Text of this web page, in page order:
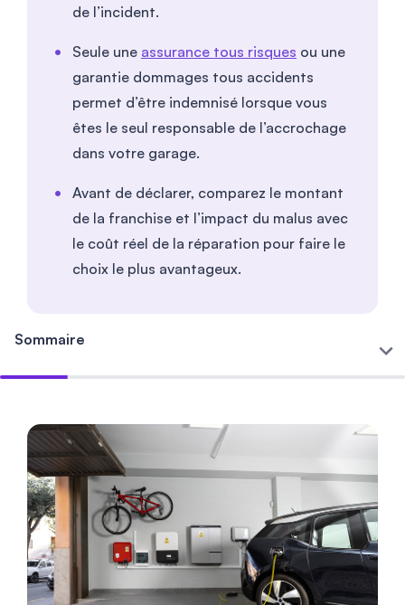
de l’incident.
Seule une assurance tous risques ou une
garantie dommages tous accidents
permet d’être indemnisé lorsque vous
êtes le seul responsable de l’accrochage
dans votre garage.
Avant de déclarer, comparez le montant
de la franchise et l’impact du malus avec
le coût réel de la réparation pour faire le
choix le plus avantageux.
Sommaire